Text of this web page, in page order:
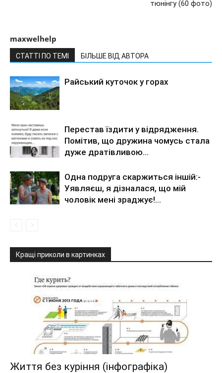
тюнінгу (60 фото)
maxwelhelp
СТАТТІ ПО ТЕМІ БІЛЬШЕ ВІД АВТОРА
Райський куточок у горах
Перестав їздити у відрядження.
Помітив, що дружина чомусь стала
дуже дратівливою…
Одна подруга скаржиться іншій:-
Уявляєш, я дізналася, що мій
чоловік мені зраджує!…
Кращі приколи в картинках
Життя без куріння (інфографіка)